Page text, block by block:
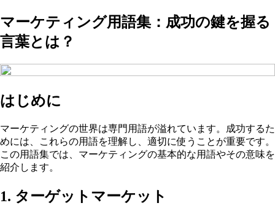
マーケティング用語集：成功の鍵を握る
言葉とは？
はじめに
マーケティングの世界は専門用語が溢れています。成功するた
めには、これらの用語を理解し、適切に使うことが重要です。
この用語集では、マーケティングの基本的な用語やその意味を
紹介します。
1. ターゲットマーケット